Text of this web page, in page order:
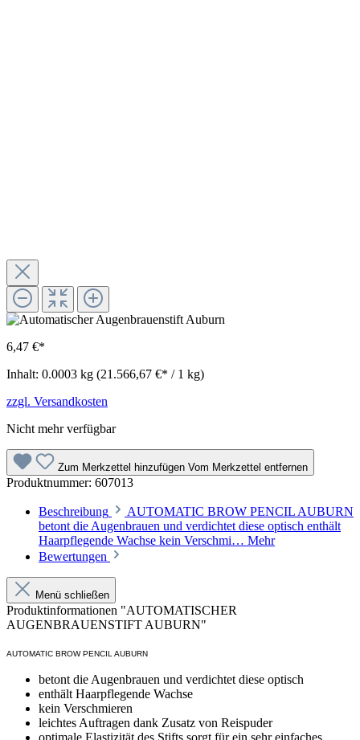
6,47 €*
Inhalt: 0.0003 kg (21.566,67 €* / 1 kg)
zzgl. Versandkosten
Nicht mehr verfügbar
Zum Merkzettel hinzufügen Vom Merkzettel entfernen
Produktnummer: 607013
Beschreibung
AUTOMATIC BROW PENCIL AUBURN
betont die Augenbrauen und verdichtet diese optisch enthält
Haarpflegende Wachse kein Verschmi… Mehr
Bewertungen
Menü schließen
Produktinformationen "AUTOMATISCHER
AUGENBRAUENSTIFT AUBURN"
AUTOMATIC BROW PENCIL AUBURN
betont die Augenbrauen und verdichtet diese optisch
enthält Haarpflegende Wachse
kein Verschmieren
leichtes Auftragen dank Zusatz von Reispuder
optimale Elastizität des Stifts sorgt für ein sehr einfaches